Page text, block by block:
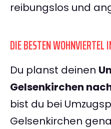
reibungslos und
DIE BESTEN WOHNVIERTEL
Du planst deinen
Gelsenkirchen
bist du bei
Gelsenkirchen